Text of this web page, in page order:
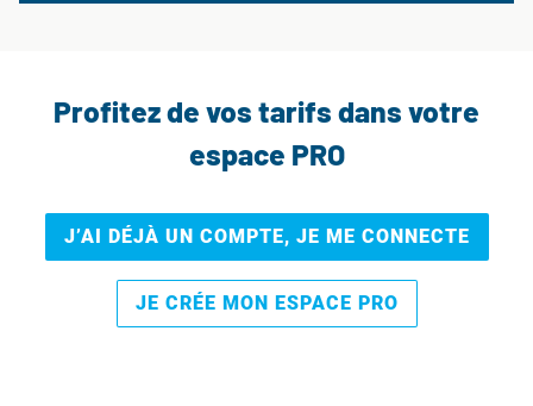
Profitez de vos tarifs dans votre
espace PRO
J’AI DÉJÀ UN COMPTE, JE ME CONNECTE
JE CRÉE MON ESPACE PRO